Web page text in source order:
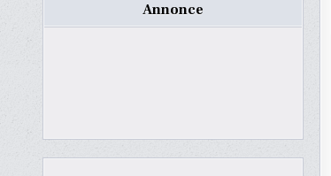
Annonce